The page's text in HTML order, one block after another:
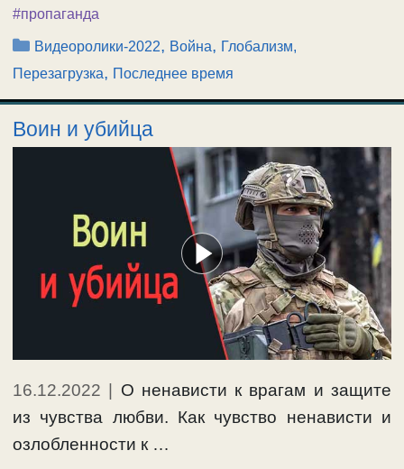
#пропаганда
Рубрики
Видеоролики-2022, Война, Глобализм,
Перезагрузка, Последнее время
Воин и убийца
16.12.2022 | О ненависти к врагам и защите
из чувства любви. Как чувство ненависти и
озлобленности к …